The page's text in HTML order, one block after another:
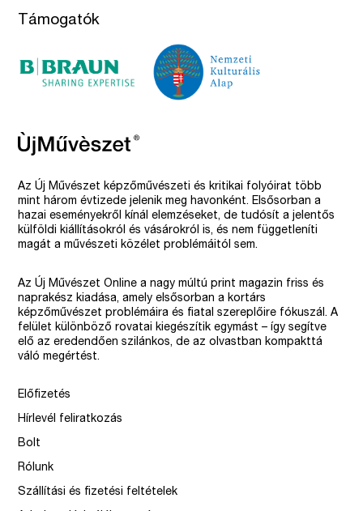
Támogatók
Az Új Művészet képzőművészeti és kritikai folyóirat több
mint három évtizede jelenik meg havonként. Elsősorban a
hazai eseményekről kínál elemzéseket, de tudósít a jelentős
külföldi kiállításokról és vásárokról is, és nem függetleníti
magát a művészeti közélet problémáitól sem.
Az Új Művészet Online a nagy múltú print magazin friss és
naprakész kiadása, amely elsősorban a kortárs
képzőművészet problémáira és fiatal szereplőire fókuszál. A
felület különböző rovatai kiegészítik egymást – így segítve
elő az eredendően szilánkos, de az olvastban kompakttá
váló megértést.
Előfizetés
Hírlevél feliratkozás
Bolt
Rólunk
Szállítási és fizetési feltételek